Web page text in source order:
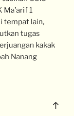
1
tempat lain,
tugas
kakak
Nanang